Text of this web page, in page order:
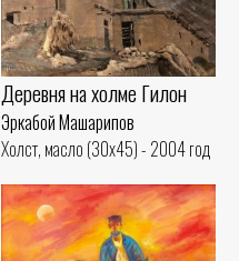
Деревня на холме Гилон
Эркабой Машарипов
Холст, масло (30x45) - 2004 год